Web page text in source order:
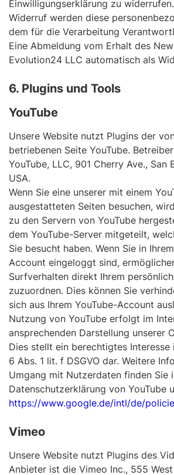
Einwilligungserklärung zu
Widerruf werden diese
dem für die Verarbeitung
Eine Abmeldung vom Erhalt des
Evolution24 LLC automatisch als
6. Plugins und Tools
YouTube
Unsere Website nutzt Plugins der
betriebenen Seite YouTube.
YouTube, LLC, 901 Cherry Ave., San
USA.
Wenn Sie eine unserer mit einem
ausgestatteten Seiten besuchen,
zu den Servern von YouTube
dem YouTube-Server mitgeteilt,
Sie besucht haben. Wenn Sie in
Account eingeloggt sind,
Surfverhalten direkt Ihrem
zuzuordnen. Dies können Sie
sich aus Ihrem YouTube-Account
Nutzung von YouTube erfolgt im
ansprechenden Darstellung unserer
Dies stellt ein berechtigtes Interesse
6 Abs. 1 lit. f DSGVO dar. Weitere
Umgang mit Nutzerdaten finden Sie
Datenschutzerklärung von YouTube
https://www.google.de/intl/de/
Vimeo
Unsere Website nutzt Plugins des
Anbieter ist die Vimeo Inc., 555